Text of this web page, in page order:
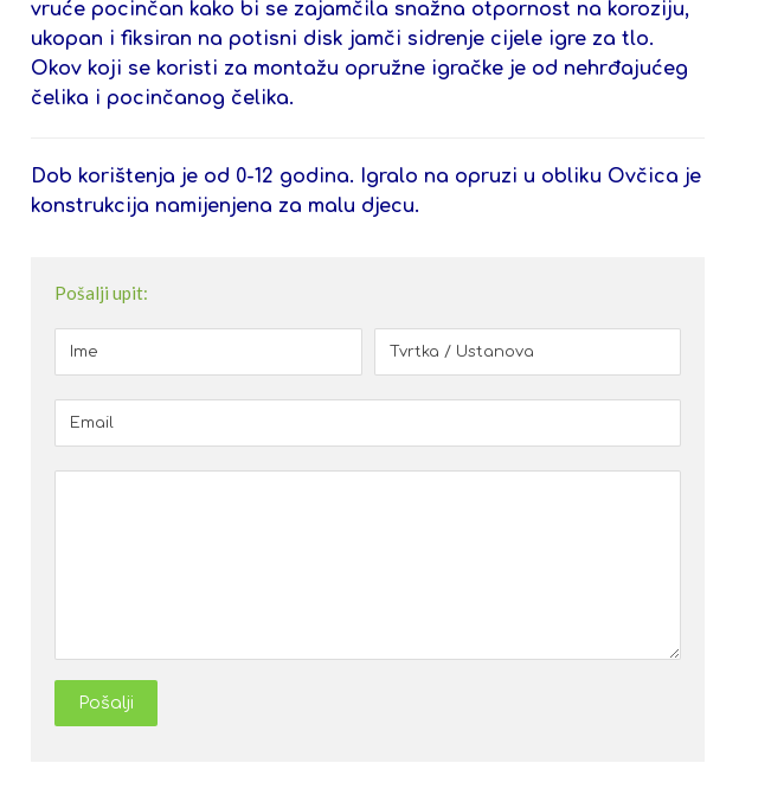
vruće pocinčan kako bi se zajamčila snažna otpornost na koroziju,
ukopan i fiksiran na potisni disk jamči sidrenje cijele igre za tlo.
Okov koji se koristi za montažu opružne igračke je od nehrđajućeg
čelika i pocinčanog čelika.
Dob korištenja je od 0-12 godina. Igralo na opruzi u obliku Ovčica je
konstrukcija namijenjena za malu djecu.
Pošalji upit:
Pošalji